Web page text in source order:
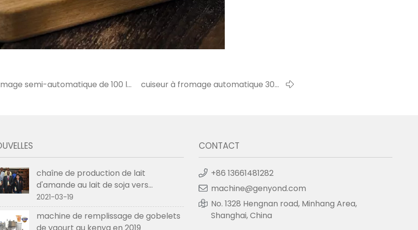
semi-automatique de 100 l
cuiseur à fromage automatique 300l
chaîne de production de lait
d'amande au lait de soja vers
l'ethiopie en 2021
2021-03-19
machine de remplissage de gobelets
CONTACT
+86 13661481282
machine@genyond.com
No. 1328 Hengnan road, Minhang Area,
Shanghai, China